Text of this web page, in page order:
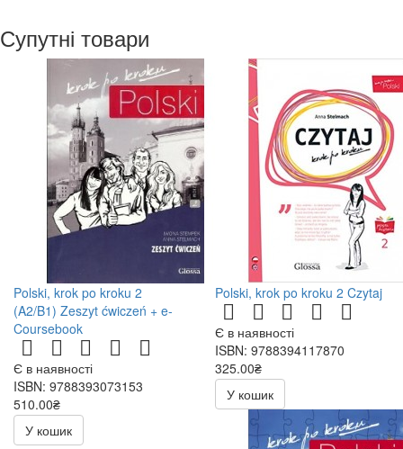
Супутні товари
Polski, krok po kroku 2
(A2/B1) Zeszyt ćwiczeń + e-
Coursebook
Є в наявності
ISBN: 9788393073153
510.00₴
У кошик
Polski, krok po kroku 2 Czytaj
Є в наявності
ISBN: 9788394117870
325.00₴
У кошик